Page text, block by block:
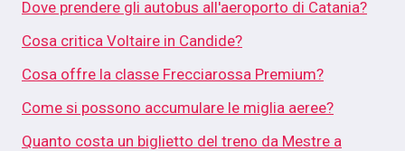
Dove prendere gli autobus all'aeroporto di Catania?
Cosa critica Voltaire in Candide?
Cosa offre la classe Frecciarossa Premium?
Come si possono accumulare le miglia aeree?
Quanto costa un biglietto del treno da Mestre a